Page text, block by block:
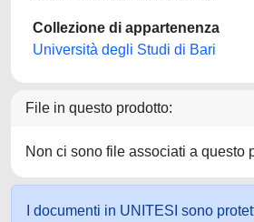
Collezione di appartenenza
Università degli Studi di Bari
File in questo prodotto:
Non ci sono file associati a questo
I documenti in UNITESI sono